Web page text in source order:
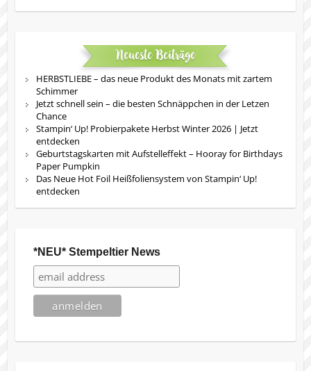
Neueste Beiträge
HERBSTLIEBE – das neue Produkt des Monats mit zartem
Schimmer
Jetzt schnell sein – die besten Schnäppchen in der Letzen
Chance
Stampin‘ Up! Probierpakete Herbst Winter 2026 | Jetzt
entdecken
Geburtstagskarten mit Aufstelleffekt – Hooray for Birthdays
Paper Pumpkin
Das Neue Hot Foil Heißfoliensystem von Stampin‘ Up!
entdecken
*NEU* Stempeltier News